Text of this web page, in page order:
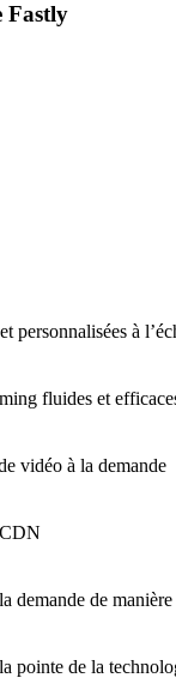
Fastly
personnalisées à
fluides et
vidéo à la demande
demande de
pointe de la